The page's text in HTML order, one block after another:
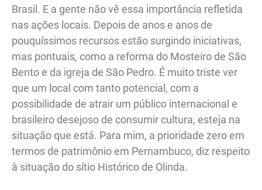
Brasil. E a gente não vê essa importância refletida
nas ações locais. Depois de anos e anos de
pouquíssimos recursos estão surgindo iniciativas,
mas pontuais, como a reforma do Mosteiro de São
Bento e da igreja de São Pedro. É muito triste ver
que um local com tanto potencial, com a
possibilidade de atrair um público internacional e
brasileiro desejoso de consumir cultura, esteja na
situação que está. Para mim, a prioridade zero em
termos de patrimônio em Pernambuco, diz respeito
à situação do sítio Histórico de Olinda.